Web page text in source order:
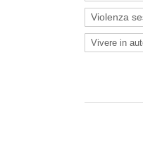
Violenza
Vivere in